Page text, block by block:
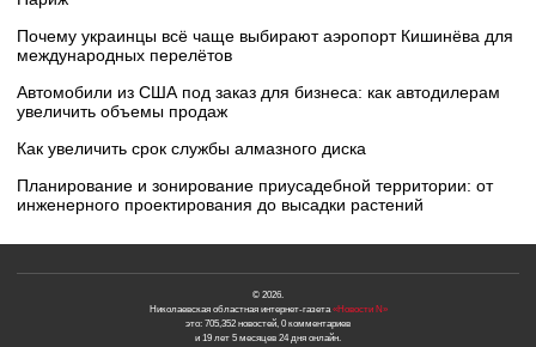
Почему украинцы всё чаще выбирают аэропорт Кишинёва для
международных перелётов
Автомобили из США под заказ для бизнеса: как автодилерам
увеличить объемы продаж
Как увеличить срок службы алмазного диска
Планирование и зонирование приусадебной территории: от
инженерного проектирования до высадки растений
© 2026.
Николаевская областная интернет-газета«Новости N»
это: 705,352 новостей, 0 комментариев
и 19 лет 5 месяцев 24 дня онлайн.